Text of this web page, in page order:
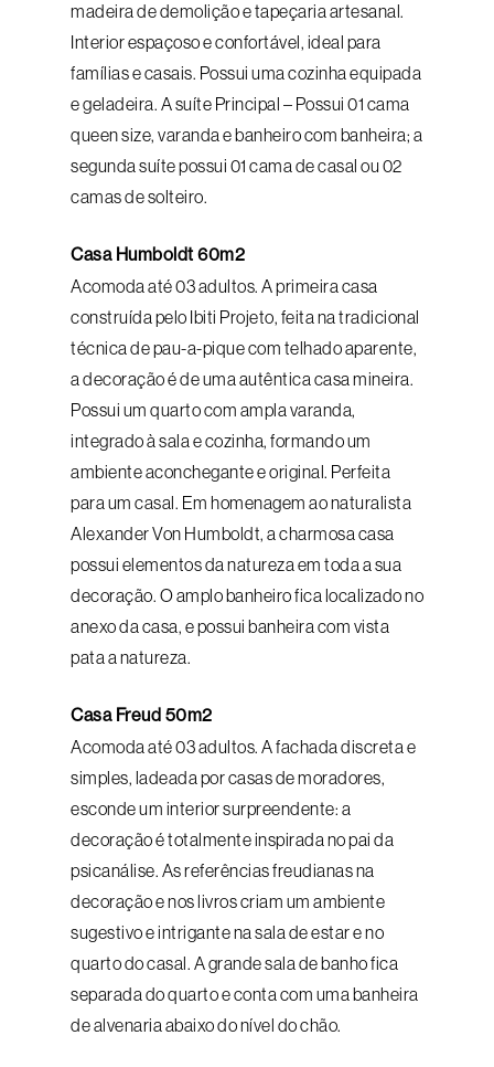
madeira de demolição e tapeçaria artesanal.
Interior espaçoso e confortável, ideal para
famílias e casais. Possui uma cozinha equipada
e geladeira. A suíte Principal – Possui 01 cama
queen size, varanda e banheiro com banheira; a
segunda suíte possui 01 cama de casal ou 02
camas de solteiro.
Casa Humboldt 60m2
Acomoda até 03 adultos. A primeira casa
construída pelo Ibiti Projeto, feita na tradicional
técnica de pau-a-pique com telhado aparente,
a decoração é de uma autêntica casa mineira.
Possui um quarto com ampla varanda,
integrado à sala e cozinha, formando um
ambiente aconchegante e original. Perfeita
para um casal. Em homenagem ao naturalista
Alexander Von Humboldt, a charmosa casa
possui elementos da natureza em toda a sua
decoração. O amplo banheiro fica localizado no
anexo da casa, e possui banheira com vista
pata a natureza.
Casa Freud 50m2
Acomoda até 03 adultos. A fachada discreta e
simples, ladeada por casas de moradores,
esconde um interior surpreendente: a
decoração é totalmente inspirada no pai da
psicanálise. As referências freudianas na
decoração e nos livros criam um ambiente
sugestivo e intrigante na sala de estar e no
quarto do casal. A grande sala de banho fica
separada do quarto e conta com uma banheira
de alvenaria abaixo do nível do chão.